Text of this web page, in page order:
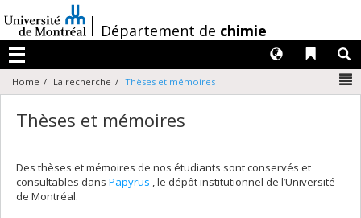
au
contenu
/Département de chimie
Menu
Liens
Langues
Home La recherche Thèses et mémoires
Thèses et mémoires
Des thèses et mémoires de nos étudiants sont conservés et
consultables dans Papyrus , le dépôt institutionnel de l’Université
de Montréal.